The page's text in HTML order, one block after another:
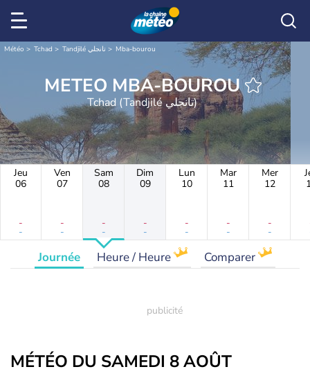
Météo Tchad Tandjilé تانجلي Mba-bourou
METEO MBA-BOUROU
Tchad (Tandjilé تانجلي)
Jeu
06
-
-
Ven
07
-
-
Sam
08
-
-
Dim
09
-
-
Lun
10
-
-
Mar
11
-
-
Mer
12
-
-
Journée Heure / Heure Comparer
MÉTÉO DU SAMEDI 8 AOÛT